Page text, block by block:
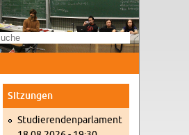
Sit­zun­gen
Stu­die­ren­den­par­la­ment